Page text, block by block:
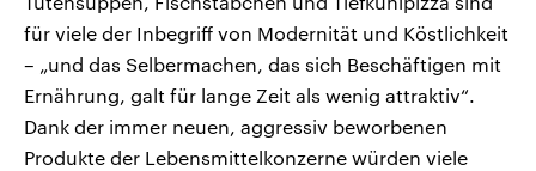
für viele der Inbegriff von Modernität und Köstlichkeit
– „und das Selbermachen, das sich Beschäftigen mit
Ernährung, galt für lange Zeit als wenig attraktiv“.
Dank der immer neuen, aggressiv beworbenen
Produkte der Lebensmittelkonzerne würden viele